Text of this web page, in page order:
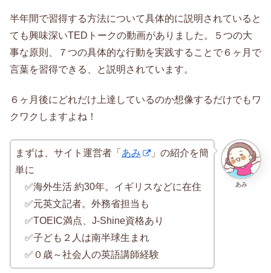
半年間で習得する方法について具体的に説明されていると
ても興味深いTEDトークの動画がありました。５つの大
事な原則、７つの具体的な行動を実践することで６ヶ月で
言葉を習得できる、と説明されています。
６ヶ月後にどれだけ上達しているのか想像するだけでもワ
クワクしますよね！
あみ
まずは、サイト運営者「 あみ
」の紹介を簡
単に
✅海外生活 約30年。イギリスなどに在住
✅元英文記者。外務省担当も
✅TOEIC満点、J-Shine資格あり
✅子ども２人は南半球生まれ
✅０歳～社会人の英語講師経験